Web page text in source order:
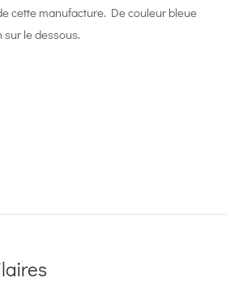
cette manufacture. De couleur bleue
le dessous.